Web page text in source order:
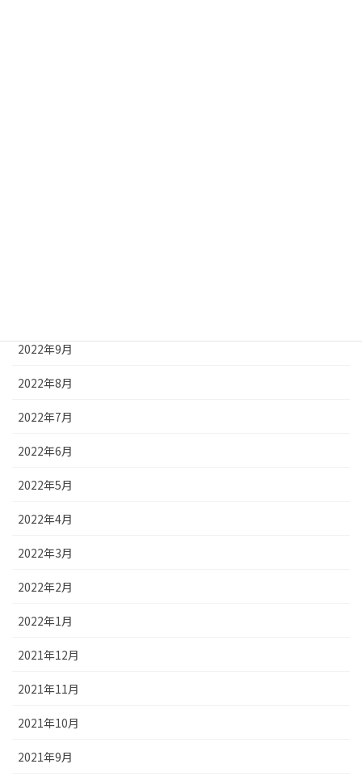
2022年9月
2022年8月
2022年7月
2022年6月
2022年5月
2022年4月
2022年3月
2022年2月
2022年1月
2021年12月
2021年11月
2021年10月
2021年9月